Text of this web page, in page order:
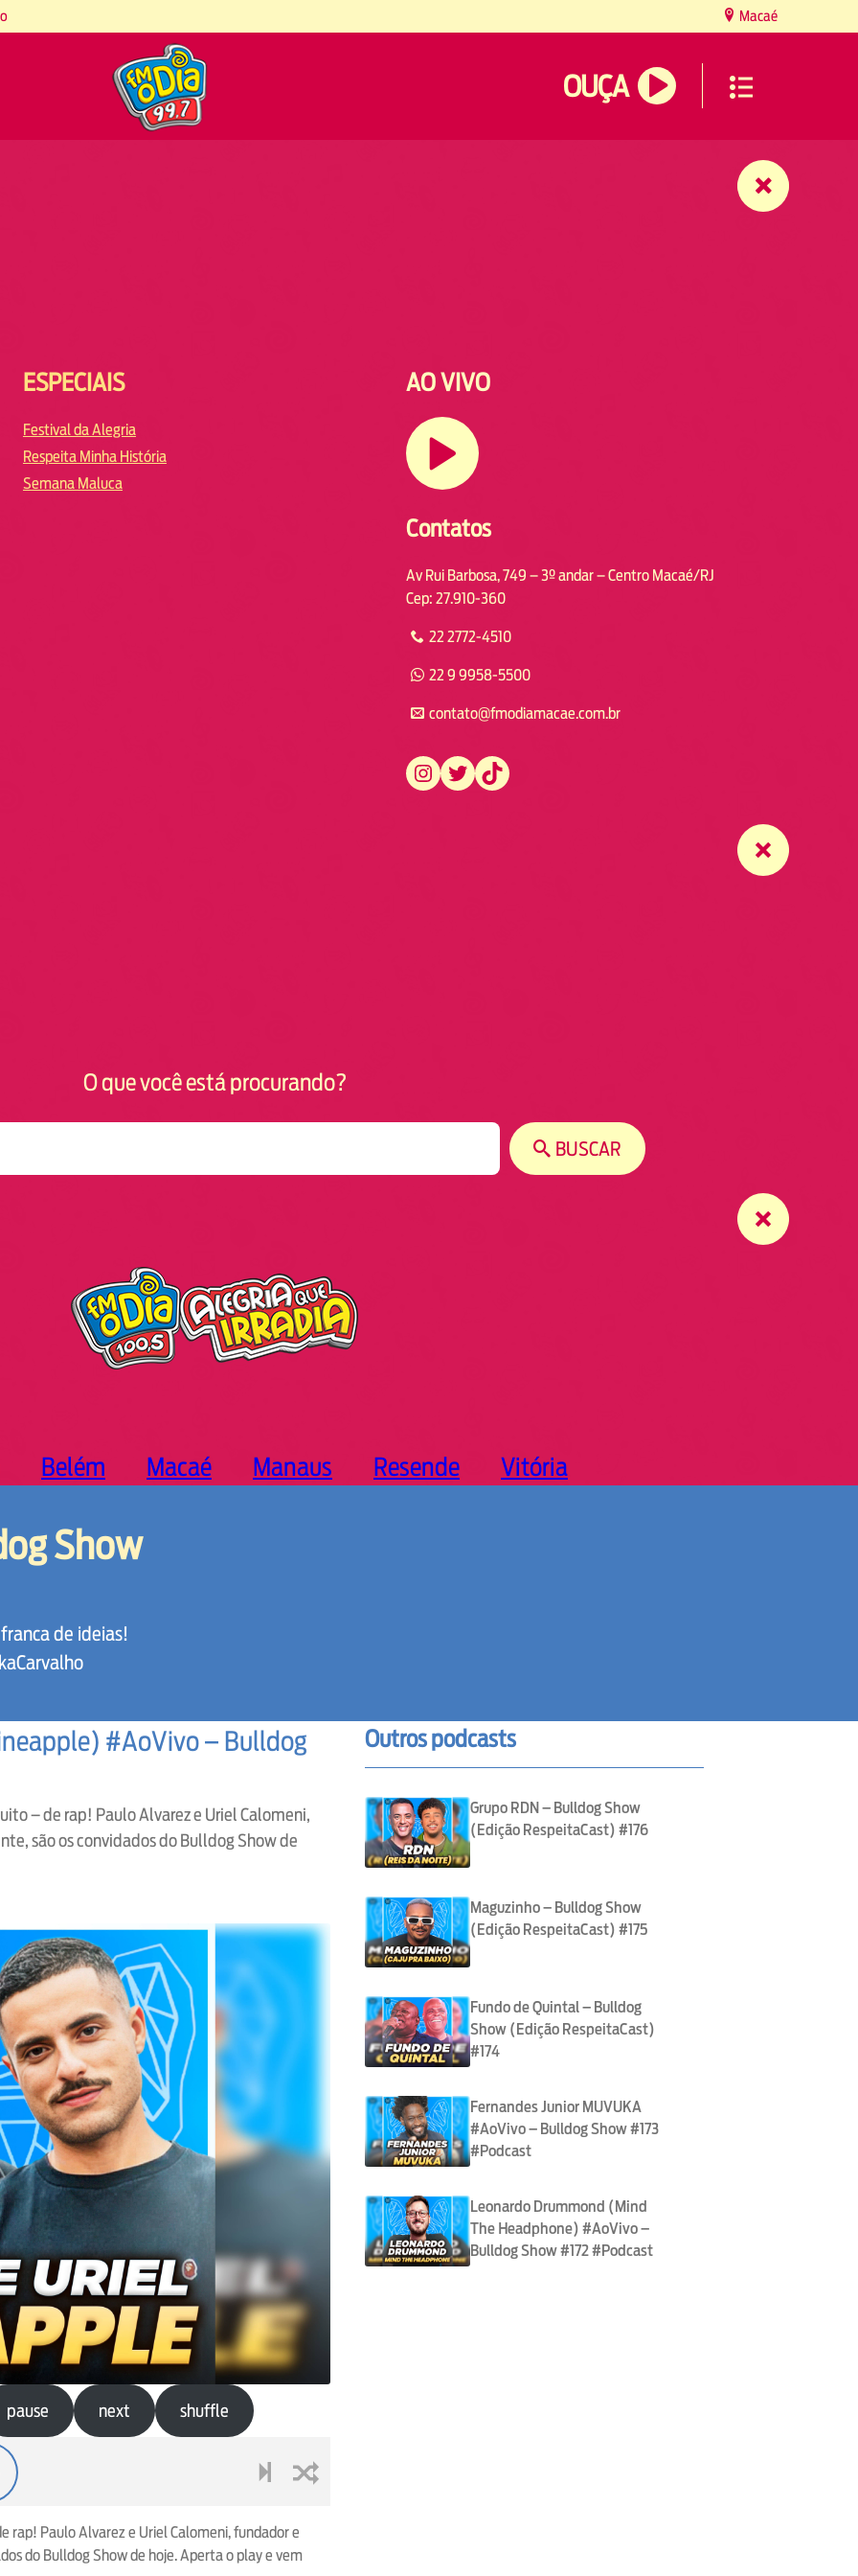
Macaé
OUÇA
ESPECIAIS
Festival da Alegria
Respeita Minha História
Semana Maluca
AO VIVO
Contatos
Av Rui Barbosa, 749 – 3º andar – Centro Macaé/RJ
Cep: 27.910-360
22 2772-4510
22 9 9958-5500
contato@fmodiamacae.com.br
https://www.instagram.com/fmodia.macae/ https://twitter.com/fmodia.macae/ https://www.tiktok.com/@fmodia.macae
O que você está procurando?
BUSCAR
Belém Macaé Manaus Resende Vitória
Show
de ideias!
#AoVivo – Bulldog
– de rap! Paulo Alvarez e Uriel Calomeni,
são os convidados do Bulldog Show de
pause next shuffle
rap! Paulo Alvarez e Uriel Calomeni, fundador e
do Bulldog Show de hoje. Aperta o play e vem
Outros podcasts
Grupo RDN – Bulldog Show
(Edição RespeitaCast) #176
Maguzinho – Bulldog Show
(Edição RespeitaCast) #175
Fundo de Quintal – Bulldog
Show (Edição RespeitaCast)
#174
Fernandes Junior MUVUKA
#AoVivo – Bulldog Show #173
#Podcast
Leonardo Drummond (Mind
The Headphone) #AoVivo –
Bulldog Show #172 #Podcast